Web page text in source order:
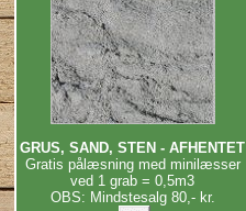
GRUS, SAND, STEN - AFHENTET
Gratis pålæsning med minilæsser
ved 1 grab = 0,5m3
OBS: Mindstesalg 80,- kr.